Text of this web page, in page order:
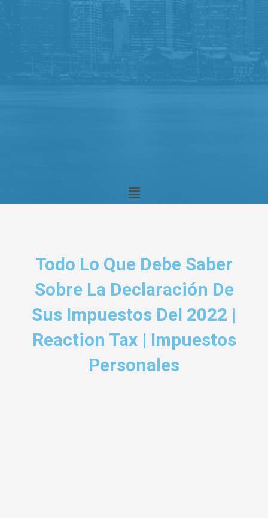
Menu
Todo Lo Que Debe Saber
Sobre La Declaración De
Sus Impuestos Del 2022 |
Reaction Tax | Impuestos
Personales